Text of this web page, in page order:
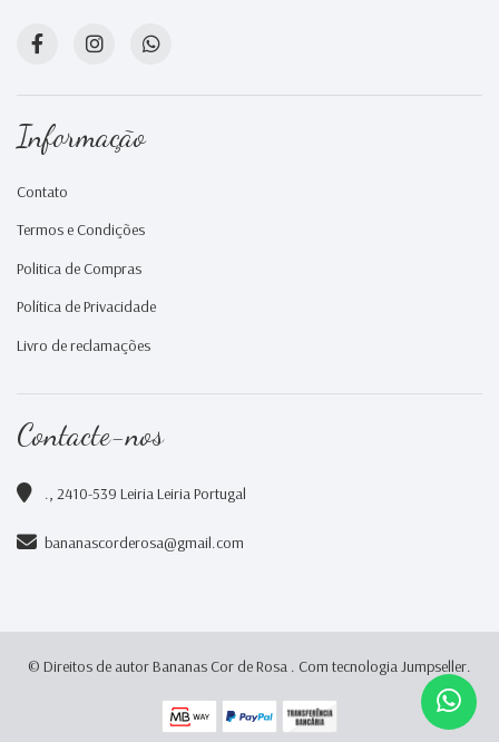
Informação
Contato
Termos e Condições
Politica de Compras
Política de Privacidade
Livro de reclamações
Contacte-nos
., 2410-539 Leiria Leiria Portugal
bananascorderosa@gmail.com
© Direitos de autor Bananas Cor de Rosa . Com tecnologia Jumpseller.